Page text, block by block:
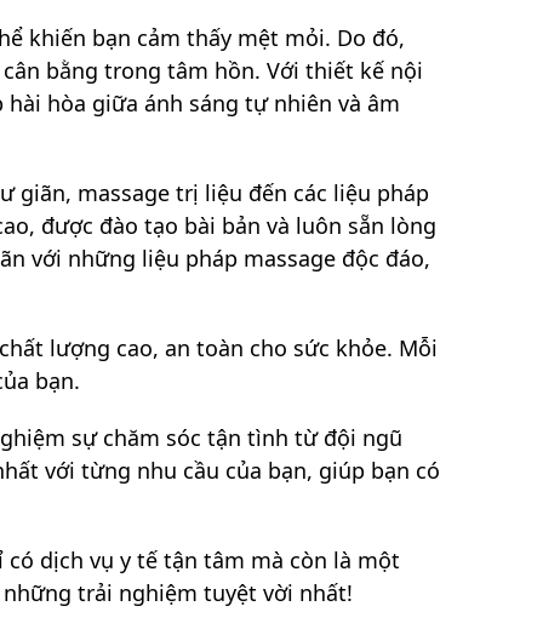
khiến bạn cảm thấy mệt mỏi. Do đó,
bằng trong tâm hồn. Với thiết kế nội
hòa giữa ánh sáng tự nhiên và âm
giãn, massage trị liệu đến các liệu pháp
được đào tạo bài bản và luôn sẵn lòng
với những liệu pháp massage độc đáo,
lượng cao, an toàn cho sức khỏe. Mỗi
bạn.
sự chăm sóc tận tình từ đội ngũ
với từng nhu cầu của bạn, giúp bạn có
dịch vụ y tế tận tâm mà còn là một
trải nghiệm tuyệt vời nhất!